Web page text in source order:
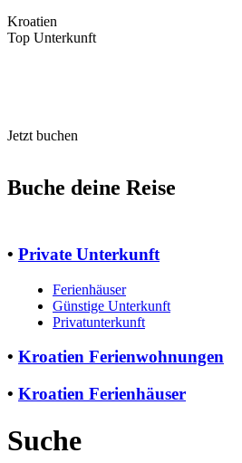
Kroatien
Top Unterkunft
Jetzt buchen
Buche deine Reise
• Private Unterkunft
Ferienhäuser
Günstige Unterkunft
Privatunterkunft
• Kroatien Ferienwohnungen
• Kroatien Ferienhäuser
Suche